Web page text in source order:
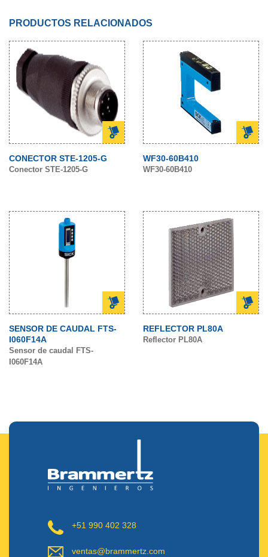
PRODUCTOS RELACIONADOS
CONECTOR STE-1205-G
Conector STE-1205-G
WF30-60B410
WF30-60B410
SENSOR DE CAUDAL FTS-
I060F14A
Sensor de caudal FTS-
I060F14A
REFLECTOR PL80A
Reflector PL80A
+51 990 402 328
ventas@brammertz.com